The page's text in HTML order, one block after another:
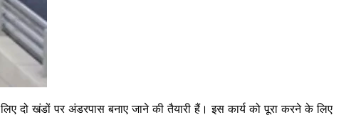
दो खंडों पर अंडरपास बनाए जाने की तैयारी हैं। इस कार्य को पूरा करने के लिए